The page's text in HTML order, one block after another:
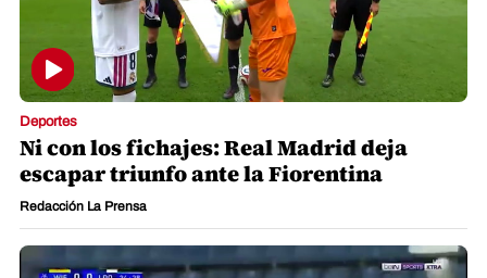
Deportes
Ni con los fichajes: Real Madrid deja
escapar triunfo ante la Fiorentina
Redacción La Prensa